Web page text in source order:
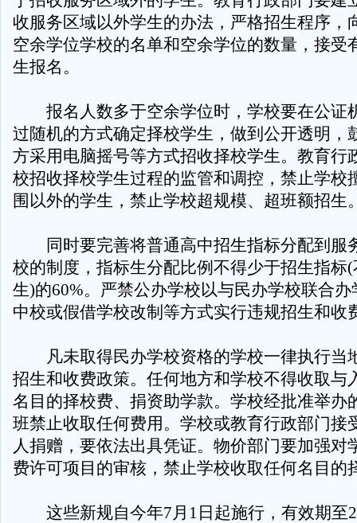
收服务区域以外学生的办法，严格招生程序，
空余学位学校的名单和空余学位的数量，接受
生报名。
报名人数多于空余学位时，学校要在公证
过随机的方式确定择校学生，做到公开透明，
方采用电脑摇号等方式招收择校学生。教育行
校招收择校学生过程的监管和调控，禁止学校
围以外的学生，禁止学校超规模、超班额招生
同时要完善将普通高中招生指标分配到服
校的制度，指标生分配比例不得少于招生指标
生)的60%。严禁公办学校以与民办学校联合
中校或假借学校改制等方式实行违规招生和收
凡未取得民办学校资格的学校一律执行当
招生和收费政策。任何地方和学校不得收取与
名目的择校费、捐资助学款。学校经批准举办
班禁止收取任何费用。学校或教育行政部门接
人捐赠，要依法出具凭证。物价部门要加强对
费许可项目的审核，禁止学校收取任何名目的
这些新规自今年7月1日起施行，有效期至